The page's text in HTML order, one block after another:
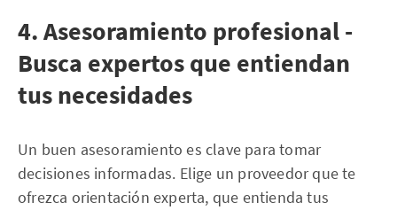
4. Asesoramiento profesional -
Busca expertos que entiendan
tus necesidades
Un buen asesoramiento es clave para tomar
decisiones informadas. Elige un proveedor que te
ofrezca orientación experta, que entienda tus